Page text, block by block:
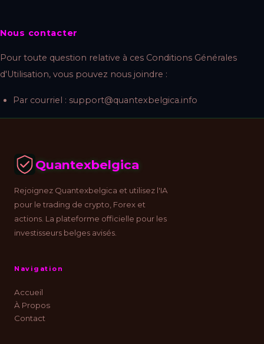
Nous contacter
Pour toute question relative à ces Conditions Générales
d'Utilisation, vous pouvez nous joindre :
Par courriel : support@quantexbelgica.info
Quantexbelgica
Rejoignez Quantexbelgica et utilisez l'IA
pour le trading de crypto, Forex et
actions. La plateforme officielle pour les
investisseurs belges avisés.
Navigation
Accueil
À Propos
Contact